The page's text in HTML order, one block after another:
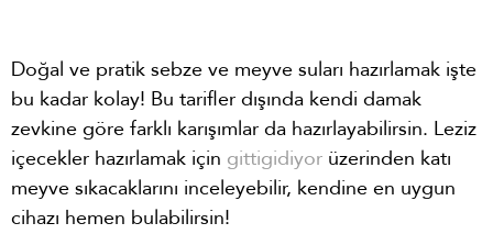
Doğal ve pratik sebze ve meyve suları hazırlamak işte
bu kadar kolay! Bu tarifler dışında kendi damak
zevkine göre farklı karışımlar da hazırlayabilirsin. Leziz
içecekler hazırlamak için gittigidiyor üzerinden katı
meyve sıkacaklarını inceleyebilir, kendine en uygun
cihazı hemen bulabilirsin!